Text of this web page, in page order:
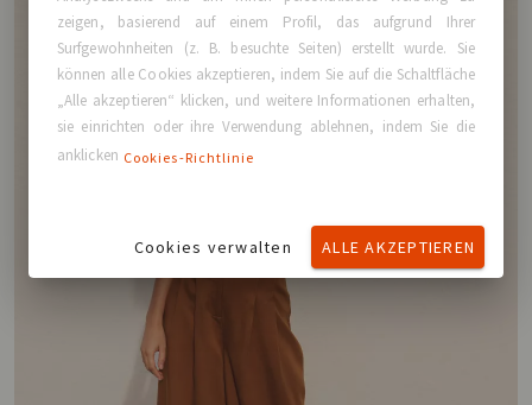
zeigen, basierend auf einem Profil, das aufgrund Ihrer
Surfgewohnheiten (z. B. besuchte Seiten) erstellt wurde. Sie
können alle Cookies akzeptieren, indem Sie auf die Schaltfläche
„Alle akzeptieren“ klicken, und weitere Informationen erhalten,
sie einrichten oder ihre Verwendung ablehnen, indem Sie die
anklicken Cookies-Richtlinie
Cookies verwalten ALLE AKZEPTIEREN